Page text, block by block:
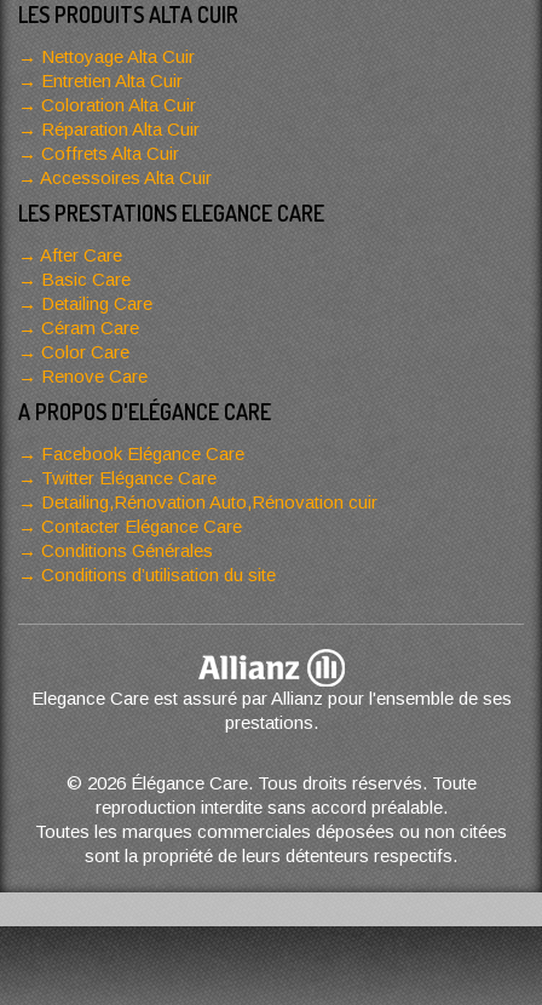
LES PRODUITS ALTA CUIR
Nettoyage Alta Cuir
Entretien Alta Cuir
Coloration Alta Cuir
Réparation Alta Cuir
Coffrets Alta Cuir
Accessoires Alta Cuir
LES PRESTATIONS ELEGANCE CARE
After Care
Basic Care
Detailing Care
Céram Care
Color Care
Renove Care
A PROPOS D'ELÉGANCE CARE
Facebook Elégance Care
Twitter Elégance Care
Detailing,Rénovation Auto,Rénovation cuir
Contacter Elégance Care
Conditions Générales
Conditions d’utilisation du site
Elegance Care est assuré par Allianz pour l'ensemble de ses
prestations.
© 2026 Élégance Care. Tous droits réservés. Toute
reproduction interdite sans accord préalable.
Toutes les marques commerciales déposées ou non citées
sont la propriété de leurs détenteurs respectifs.